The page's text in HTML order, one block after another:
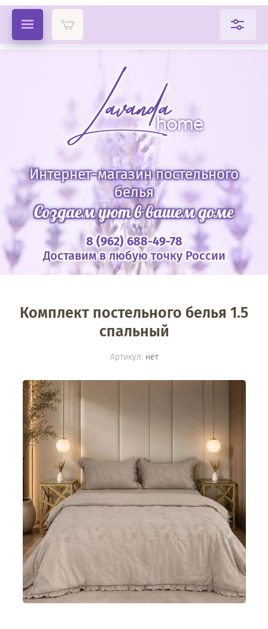
Интернет-магазин постельного
белья
Создаем уют в вашем доме
8 (962) 688-49-78
Доставим в любую точку России
Комплект постельного белья 1.5
спальный
Артикул: нет